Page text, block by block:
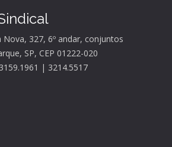
Nova, 327, 6º andar, conjuntos
SP, CEP 01222-020
| 3214.5517